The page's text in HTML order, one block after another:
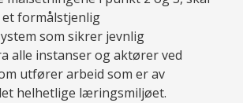
formålstjenlig
som sikrer jevnlig
alle instanser og aktører ved
utfører arbeid som er av
helhetlige læringsmiljøet.